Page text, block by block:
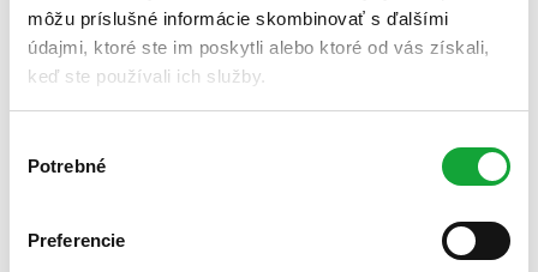
môžu príslušné informácie skombinovať s ďalšími
údajmi, ktoré ste im poskytli alebo ktoré od vás získali,
keď ste používali ich služby.
súhlasu
Potrebné
Preferencie